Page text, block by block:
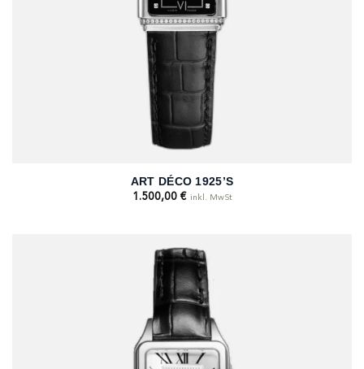
ART DÉCO 1925’S
1.500,00 € inkl. MwSt